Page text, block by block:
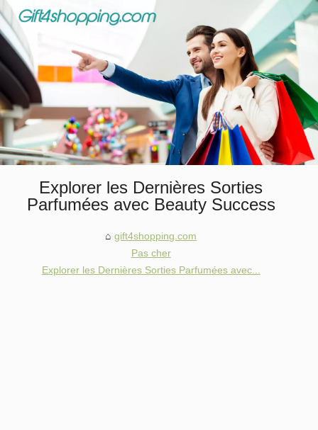
Explorer les Dernières Sorties
Parfumées avec Beauty Success
gift4shopping.com
Pas cher
Explorer les Dernières Sorties Parfumées avec...